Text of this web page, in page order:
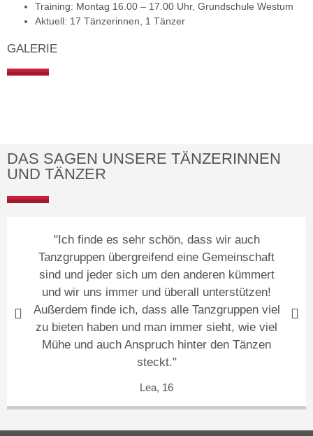
Training: Montag 16.00 – 17.00 Uhr, Grundschule Westum
Aktuell: 17 Tänzerinnen, 1 Tänzer
GALERIE
DAS SAGEN UNSERE TÄNZERINNEN
UND TÄNZER
"Ich finde es sehr schön, dass wir auch
Tanzgruppen übergreifend eine Gemeinschaft
sind und jeder sich um den anderen kümmert
und wir uns immer und überall unterstützen!
Außerdem finde ich, dass alle Tanzgruppen viel
zu bieten haben und man immer sieht, wie viel
Mühe und auch Anspruch hinter den Tänzen
steckt."
Lea, 16